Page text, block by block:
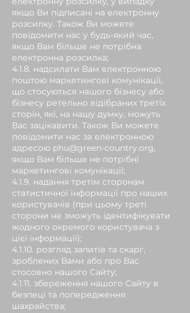
якщо Ви підписані на електронну
розсилку. Також Ви можете
повідомити нас у будь-який час,
якщо Вам більше не потрібна
електронна розсилка;
4.1.8. надсилати Вам електронною
поштою маркетингові комунікації,
що стосуються нашого бізнесу або
бізнесу ретельно відібраних третіх
сторін, які, на нашу думку, можуть
Вас зацікавити. Також Ви можете
повідомити нас за електронною
адресою phu@green-country.org,
якщо Вам більше не потрібні
маркетингові комунікації;
4.1.9. надання третім сторонам
статистичної інформації про наших
користувачів (при цьому треті
сторони не зможуть ідентифікувати
жодного окремого користувача з
цієї інформації);
4.1.10. розгляд запитів та скарг,
зроблених Вами або про Вас
стосовно нашого Сайту;
4.1.11. збереження нашого Сайту в
безпеці та попередження
шахрайства;